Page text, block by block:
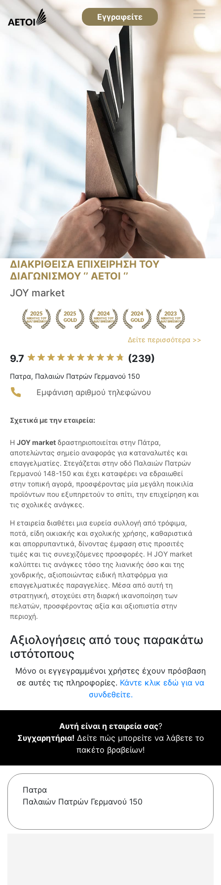
Εγγραφείτε
ΔΙΑΚΡΙΘΕΙΣΑ ΕΠΙΧΕΙΡΗΣΗ ΤΟΥ
ΔΙΑΓΩΝΙΣΜΟΥ ‘’ ΑΕΤΟΙ ‘’
JOY market
Δείτε περισσότερα >>
9.7 (239)
Πατρα, Παλαιών Πατρών Γερμανού 150
Εμφάνιση αριθμού τηλεφώνου
Σχετικά με την εταιρεία:
Η JOY market δραστηριοποιείται στην Πάτρα,
αποτελώντας σημείο αναφοράς για καταναλωτές και
επαγγελματίες. Στεγάζεται στην οδό Παλαιών Πατρών
Γερμανού 148-150 και έχει καταφέρει να εδραιωθεί
στην τοπική αγορά, προσφέροντας μία μεγάλη ποικιλία
προϊόντων που εξυπηρετούν το σπίτι, την επιχείρηση και
τις σχολικές ανάγκες.
Η εταιρεία διαθέτει μια ευρεία συλλογή από τρόφιμα,
ποτά, είδη οικιακής και σχολικής χρήσης, καθαριστικά
και απορρυπαντικά, δίνοντας έμφαση στις προσιτές
τιμές και τις συνεχιζόμενες προσφορές. Η JOY market
καλύπτει τις ανάγκες τόσο της λιανικής όσο και της
χονδρικής, αξιοποιώντας ειδική πλατφόρμα για
επαγγελματικές παραγγελίες. Μέσα από αυτή τη
στρατηγική, στοχεύει στη διαρκή ικανοποίηση των
πελατών, προσφέροντας αξία και αξιοπιστία στην
περιοχή.
Αξιολογήσεις από τους παρακάτω
ιστότοπους
Μόνο οι εγγεγραμμένοι χρήστες έχουν πρόσβαση
σε αυτές τις πληροφορίες. Κάντε κλικ εδώ για να
συνδεθείτε.
Αυτή είναι η εταιρεία σας?
Συγχαρητήρια! Δείτε πώς μπορείτε να λάβετε το
πακέτο βραβείων!
Πατρα
Παλαιών Πατρών Γερμανού 150